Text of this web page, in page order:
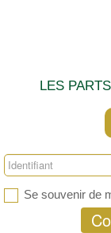
LES
Se souvenir de